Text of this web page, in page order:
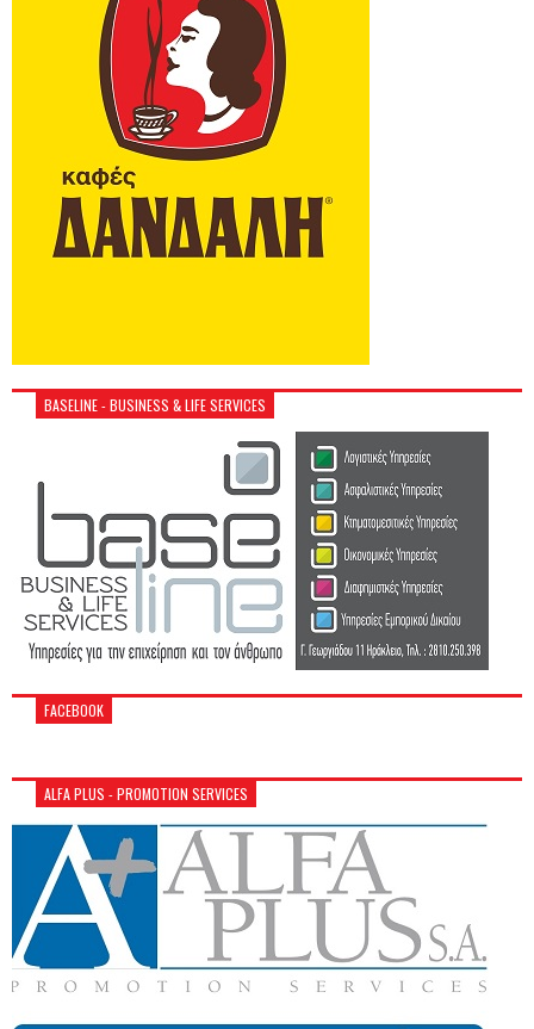
BASELINE - BUSINESS & LIFE SERVICES
FACEBOOK
ALFA PLUS - PROMOTION SERVICES